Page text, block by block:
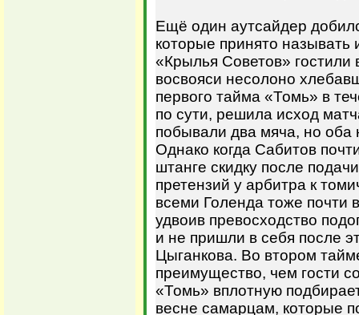
Ещё один аутсайдер
которые принято называть
«Крылья Советов»
восвояси несолоно
первого тайма «Томь» в
по сути, решила исход
побывали два мяча, но
Однако когда Сабитов
штанге скидку после
претензий у арбитра к
всеми Голенда тоже почти
удвоив превосходство
и не пришли в себя после
Цыганкова. Во втором
преимущество, чем гости
«Томь» вплотную
весне самарцам, которые